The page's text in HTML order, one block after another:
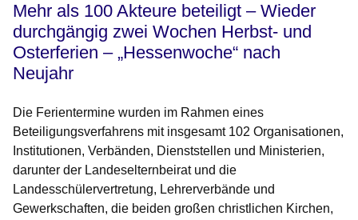
Mehr als 100 Akteure beteiligt – Wieder
durchgängig zwei Wochen Herbst- und
Osterferien – „Hessenwoche“ nach
Neujahr
Die Ferientermine wurden im Rahmen eines
Beteiligungsverfahrens mit insgesamt 102 Organisationen,
Institutionen, Verbänden, Dienststellen und Ministerien,
darunter der Landeselternbeirat und die
Landesschülervertretung, Lehrerverbände und
Gewerkschaften, die beiden großen christlichen Kirchen,